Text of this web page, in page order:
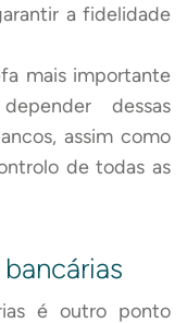
a fidelidade
mais importante
dessas
assim como
de todas as
é outro ponto